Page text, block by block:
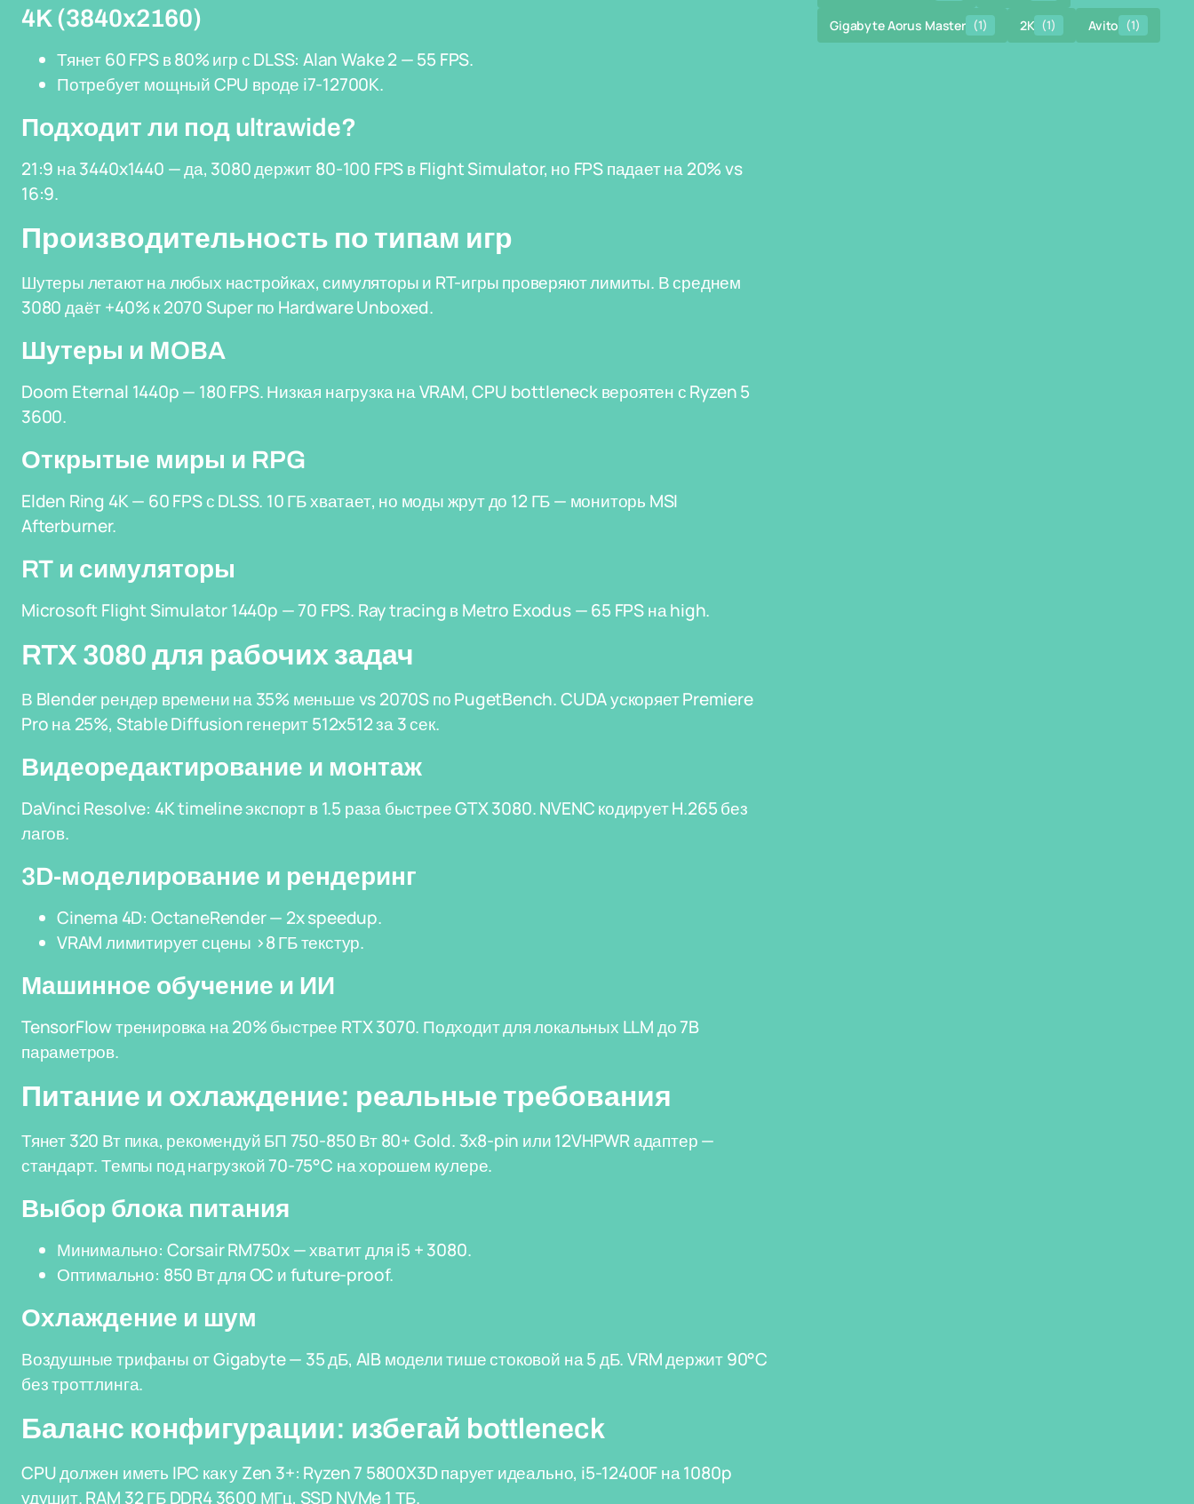
4K (3840x2160)
Тянет 60 FPS в 80% игр с DLSS: Alan Wake 2 — 55 FPS.
Потребует мощный CPU вроде i7-12700K.
Подходит ли под ultrawide?
21:9 на 3440x1440 — да, 3080 держит 80-100 FPS в Flight Simulator, но FPS падает на 20% vs
16:9.
Производительность по типам игр
Шутеры летают на любых настройках, симуляторы и RT-игры проверяют лимиты. В среднем
3080 даёт +40% к 2070 Super по Hardware Unboxed.
Шутеры и MOBA
Doom Eternal 1440p — 180 FPS. Низкая нагрузка на VRAM, CPU bottleneck вероятен с Ryzen 5
3600.
Открытые миры и RPG
Elden Ring 4K — 60 FPS с DLSS. 10 ГБ хватает, но моды жрут до 12 ГБ — мониторь MSI
Afterburner.
RT и симуляторы
Microsoft Flight Simulator 1440p — 70 FPS. Ray tracing в Metro Exodus — 65 FPS на high.
RTX 3080 для рабочих задач
В Blender рендер времени на 35% меньше vs 2070S по PugetBench. CUDA ускоряет Premiere
Pro на 25%, Stable Diffusion генерит 512x512 за 3 сек.
Видеоредактирование и монтаж
DaVinci Resolve: 4K timeline экспорт в 1.5 раза быстрее GTX 3080. NVENC кодирует H.265 без
лагов.
3D-моделирование и рендеринг
Cinema 4D: OctaneRender — 2x speedup.
VRAM лимитирует сцены >8 ГБ текстур.
Машинное обучение и ИИ
TensorFlow тренировка на 20% быстрее RTX 3070. Подходит для локальных LLM до 7B
параметров.
Питание и охлаждение: реальные требования
Тянет 320 Вт пика, рекомендуй БП 750-850 Вт 80+ Gold. 3x8-pin или 12VHPWR адаптер —
стандарт. Темпы под нагрузкой 70-75°C на хорошем кулере.
Выбор блока питания
Минимально: Corsair RM750x — хватит для i5 + 3080.
Оптимально: 850 Вт для OC и future-proof.
Охлаждение и шум
Воздушные трифаны от Gigabyte — 35 дБ, AIB модели тише стоковой на 5 дБ. VRM держит 90°C
без троттлинга.
Баланс конфигурации: избегай bottleneck
CPU должен иметь IPC как у Zen 3+: Ryzen 7 5800X3D парует идеально, i5-12400F на 1080p
удушит. RAM 32 ГБ DDR4 3600 МГц, SSD NVMe 1 ТБ.
Gigabyte Aorus Master (1) 2K (1) Avito (1)